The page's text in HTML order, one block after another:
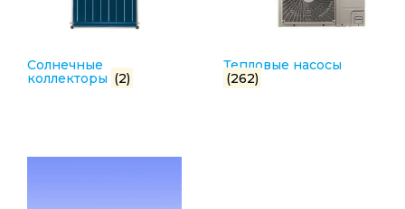
Солнечные
коллекторы (2)
Тепловые насосы
(262)